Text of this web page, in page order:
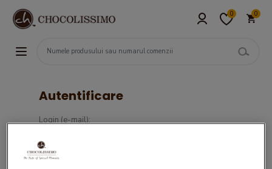
0 0
Autentificare
Login (e-mail):